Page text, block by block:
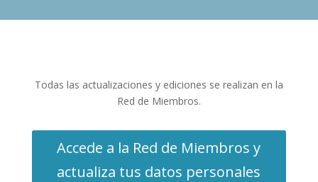
Todas las actualizaciones y ediciones se realizan en la
Red de Miembros.
Accede a la Red de Miembros y
actualiza tus datos personales